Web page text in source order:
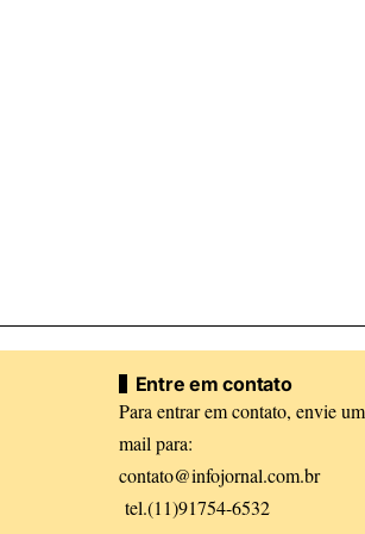
Entre em contato
Para entrar em contato, envie
mail para:
contato@infojornal.com.br
tel.(11)91754-6532